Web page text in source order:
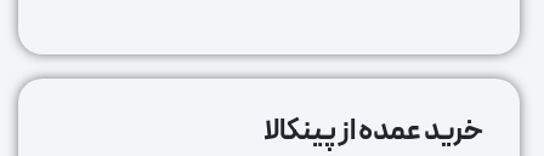
خرید عمده از پینکالا